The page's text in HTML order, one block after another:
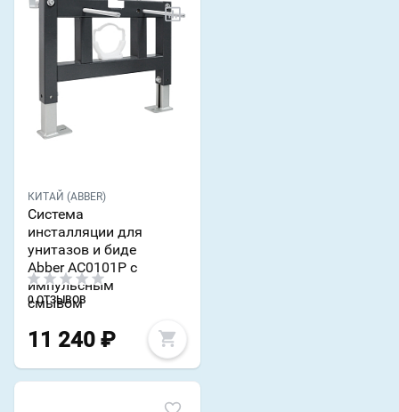
КИТАЙ (ABBER)
Система
инсталляции для
унитазов и биде
Abber AC0101P с
импульсным
смывом
0 ОТЗЫВОВ
11 240 ₽